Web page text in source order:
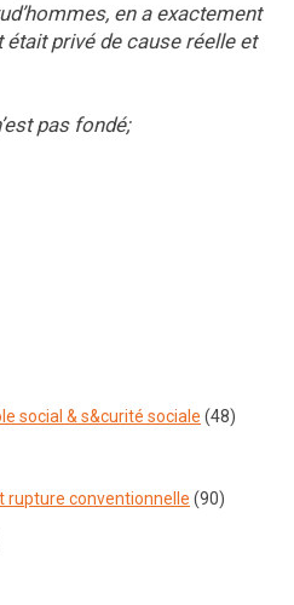
en a exactement
privé de cause réelle et
pas fondé;
social & s&curité sociale (48)
rupture conventionnelle (90)